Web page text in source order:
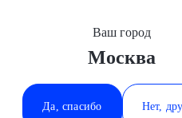
Ростов-
Ваш город
Москва
Да, спасибо Нет,
Полировка фар Skoda